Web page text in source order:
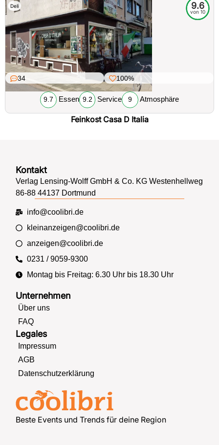
Deli 9.6
von 10
34 100%
9.7 Essen 9.2 Service 9 Atmosphäre
Feinkost Casa D Italia
Beste Events und Trends für deine Region
Unternehmen
Über uns
FAQ
Legales
Impressum
AGB
Datenschutzerklärung
Kontakt
Verlag Lensing-Wolff GmbH & Co. KG Westenhellweg
86-88 44137 Dortmund
info@coolibri.de
kleinanzeigen@coolibri.de
anzeigen@coolibri.de
0231 / 9059-9300
Montag bis Freitag: 6.30 Uhr bis 18.30 Uhr